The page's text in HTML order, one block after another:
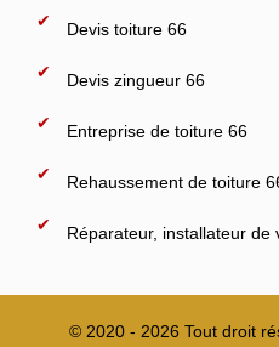
Devis toiture 66
Devis zingueur 66
Entreprise de toiture 66
Rehaussement de toiture
Réparateur, installateur de
© 2020 - 2026 Tout droit